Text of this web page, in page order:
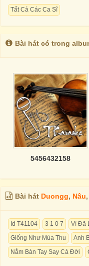
Tất Cả Các Ca Sĩ
Bài hát có trong
5456432158
Bài hát Duongg, Nâu,
Id T41104 3 1 0 7 Vì Đã
Giống Như Mùa Thu
Anh
Nắm Bàn Tay Say Cả Đời